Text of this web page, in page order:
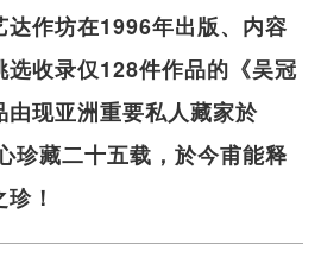
达作坊在1996年出版、内容
选收录仅128件作品的《吴冠
由现亚洲重要私人藏家於
珍藏二十五载，於今甫能释
！